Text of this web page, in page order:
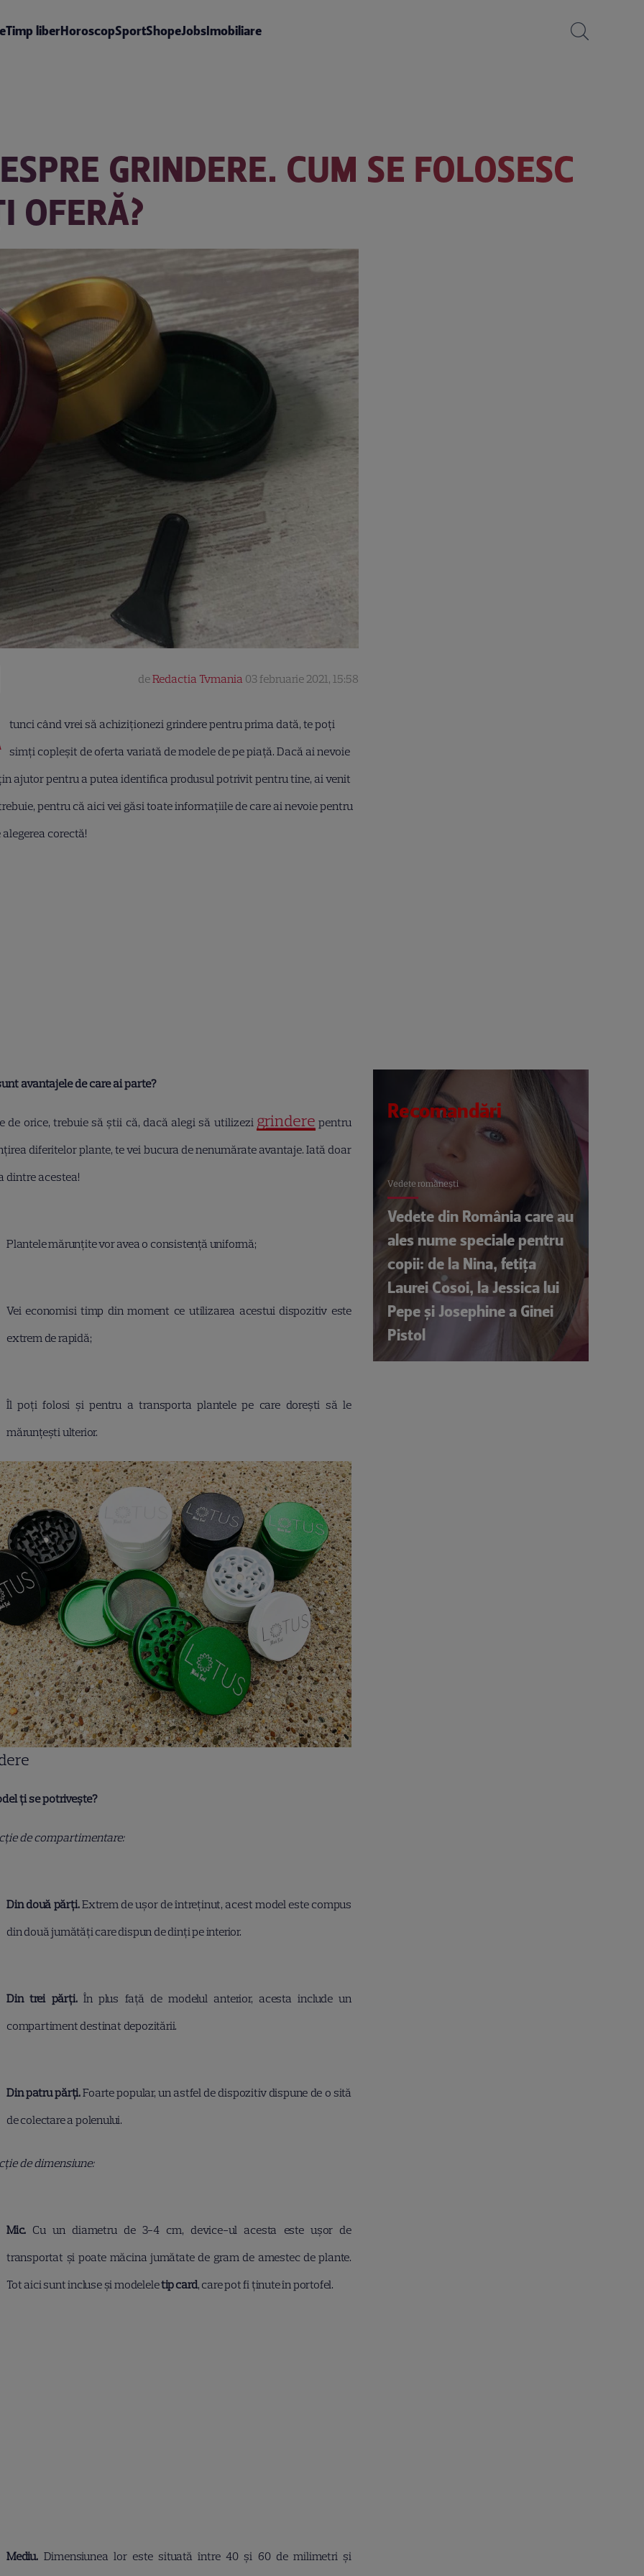
Timp liberHoroscopSportShopeJobsImobiliare
GRINDERE. CUM SE FOLOSESC
OFERĂ?
deRedactia Tvmania 03 februarie 2021, 15:58
tunci când vrei să achiziționezi grindere pentru prima dată, te poți
simți copleșit de oferta variată de modele de pe piață. Dacă ai nevoie
ajutor pentru a putea identifica produsul potrivit pentru tine, ai venit
pentru că aici vei găsi toate informațiile de care ai nevoie pentru
alegerea corectă!
avantajele de care ai parte?
de orice, trebuie să știi că, dacă alegi să utilizezi grindere pentru
diferitelor plante, te vei bucura de nenumărate avantaje. Iată doar
dintre acestea!
Plantele mărunțite vor avea o consistență uniformă;
Vei economisi timp din moment ce utilizarea acestui dispozitiv este
extrem de rapidă;
Îl poți folosi și pentru a transporta plantele pe care dorești să le
mărunțești ulterior.
ți se potrivește?
de compartimentare:
Din două părți.Extrem de ușor de întreținut, acest model este compus
din două jumătăți care dispun de dinți pe interior.
Din trei părți. În plus față de modelul anterior, acesta include un
compartiment destinat depozitării.
Din patru părți.Foarte popular, un astfel de dispozitiv dispune de o sită
de colectare a polenului.
de dimensiune:
Mic. Cu un diametru de 3-4 cm, device-ul acesta este ușor de
transportat și poate măcina jumătate de gram de amestec de plante.
Tot aici sunt incluse și modeleletip card, care pot fi ținute în portofel.
Mediu. Dimensiunea lor este situată între 40 și 60 de milimetri și
Recomandări
Vedete româneşti
Vedete din România care au
ales nume speciale pentru
copii: de la Nina, fetița
Laurei Cosoi, la Jessica lui
Pepe și Josephine a Ginei
Pistol